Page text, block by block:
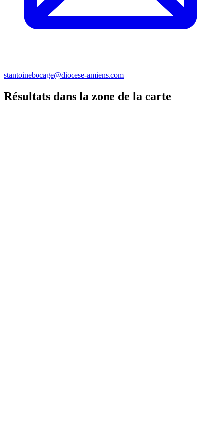
stantoinebocage@diocese-amiens.com
Résultats dans la zone de la carte